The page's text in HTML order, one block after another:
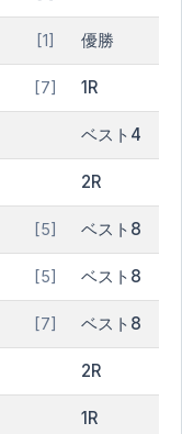
[1] 優勝
[7] 1R
ベスト4
2R
[5] ベスト8
[5] ベスト8
[7] ベスト8
2R
1R